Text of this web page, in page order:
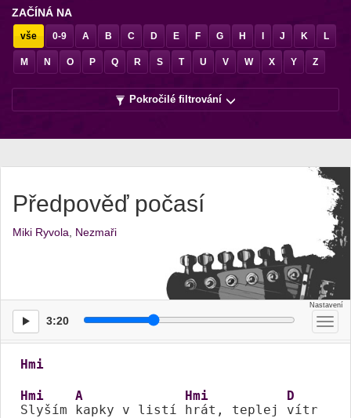
ZAČÍNÁ NA
vše 0-9 A B C D E F G H J K L
M N O P Q R S T U V W X Y Z
Pokročilé filtrování
Předpověď počasí
Miki Ryvola Nezmaři
3:20
Hmi
Hmi
Slyším
A
kapky v listí
Hmi
hrát, teplej
D
vítr